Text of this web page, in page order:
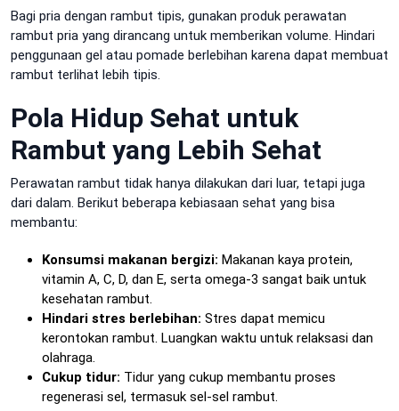
Bagi pria dengan rambut tipis, gunakan produk perawatan
rambut pria yang dirancang untuk memberikan volume. Hindari
penggunaan gel atau pomade berlebihan karena dapat membuat
rambut terlihat lebih tipis.
Pola Hidup Sehat untuk
Rambut yang Lebih Sehat
Perawatan rambut tidak hanya dilakukan dari luar, tetapi juga
dari dalam. Berikut beberapa kebiasaan sehat yang bisa
membantu:
Konsumsi makanan bergizi: Makanan kaya protein,
vitamin A, C, D, dan E, serta omega-3 sangat baik untuk
kesehatan rambut.
Hindari stres berlebihan: Stres dapat memicu
kerontokan rambut. Luangkan waktu untuk relaksasi dan
olahraga.
Cukup tidur: Tidur yang cukup membantu proses
regenerasi sel, termasuk sel-sel rambut.